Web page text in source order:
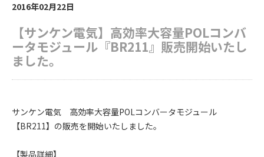
2016年02月22日
【サンケン電気】高効率大容量POLコンバ
ータモジュール『BR211』販売開始いたし
ました。
サンケン電気 高効率大容量POLコンバータモジュール
【BR211】の販売を開始いたしました。
【製品詳細】